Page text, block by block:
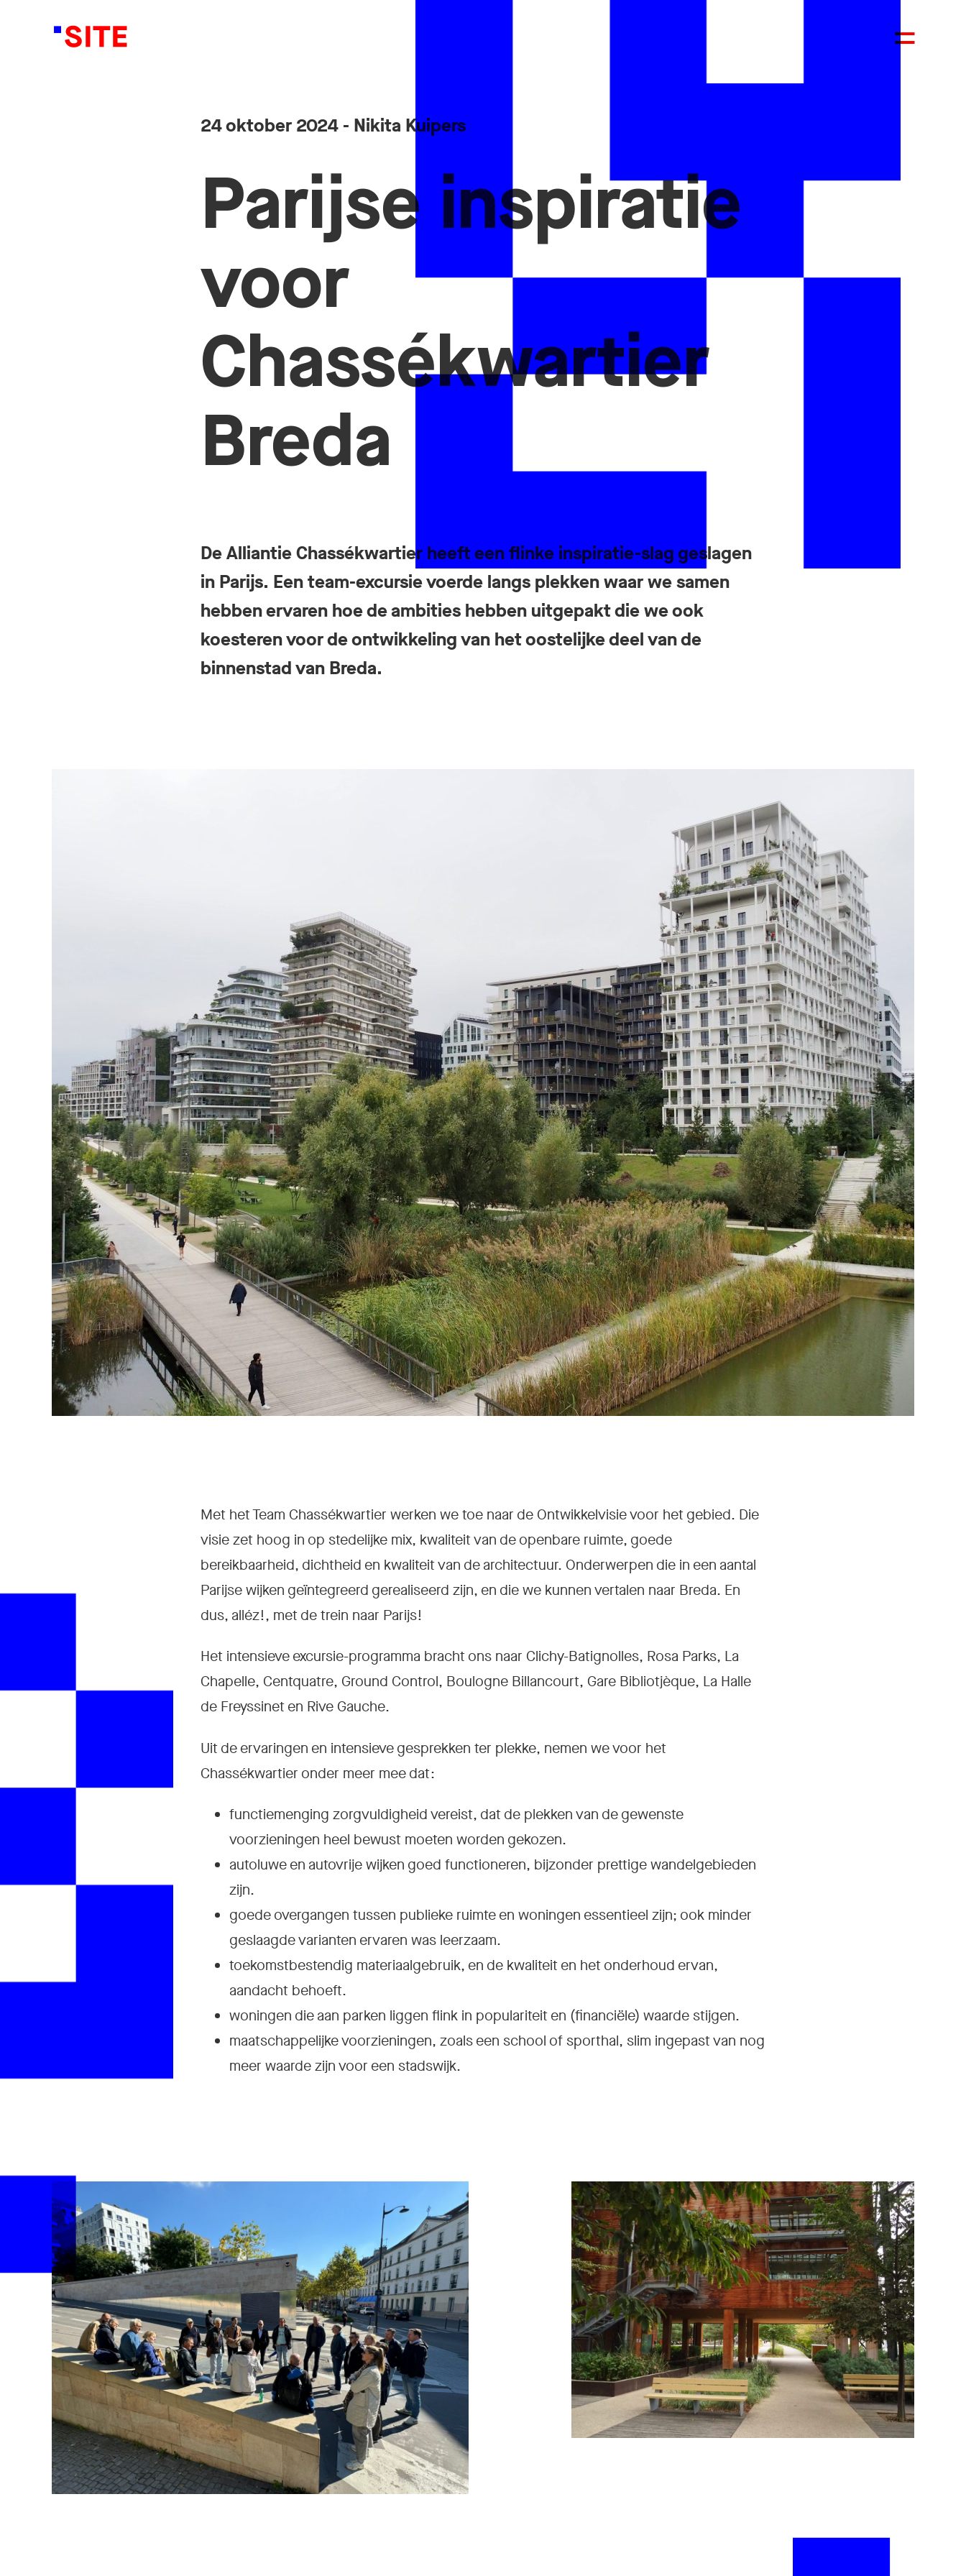
24 oktober 2024- Nikita Kuipers
Parijse inspiratie
voor
Chassékwartier
Breda
De Alliantie Chassékwartier heeft een flinke inspiratie-slag geslagen
in Parijs. Een team-excursie voerde langs plekken waar we samen
hebben ervaren hoe de ambities hebben uitgepakt die we ook
koesteren voor de ontwikkeling van het oostelijke deel van de
binnenstad van Breda.
Met het Team Chassékwartier werken we toe naar de Ontwikkelvisie voor het gebied. Die
visie zet hoog in op stedelijke mix, kwaliteit van de openbare ruimte, goede
bereikbaarheid, dichtheid en kwaliteit van de architectuur. Onderwerpen die in een aantal
Parijse wijken geïntegreerd gerealiseerd zijn, en die we kunnen vertalen naar Breda. En
dus, alléz!, met de trein naar Parijs!
Het intensieve excursie-programma bracht ons naar Clichy-Batignolles, Rosa Parks, La
Chapelle, Centquatre, Ground Control, Boulogne Billancourt, Gare Bibliotjèque, La Halle
de Freyssinet en Rive Gauche.
Uit de ervaringen en intensieve gesprekken ter plekke, nemen we voor het
Chassékwartier onder meer mee dat:
functiemenging zorgvuldigheid vereist, dat de plekken van de gewenste
voorzieningen heel bewust moeten worden gekozen.
autoluwe en autovrije wijken goed functioneren, bijzonder prettige wandelgebieden
zijn.
goede overgangen tussen publieke ruimte en woningen essentieel zijn; ook minder
geslaagde varianten ervaren was leerzaam.
toekomstbestendig materiaalgebruik, en de kwaliteit en het onderhoud ervan,
aandacht behoeft.
woningen die aan parken liggen flink in populariteit en (financiële) waarde stijgen.
maatschappelijke voorzieningen, zoals een school of sporthal, slim ingepast van nog
meer waarde zijn voor een stadswijk.
P